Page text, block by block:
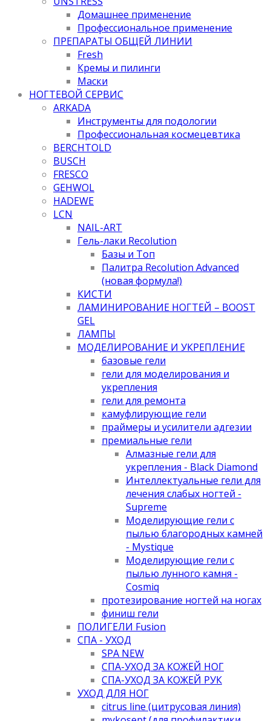
Домашнее применение
Профессиональное применение
ПРЕПАРАТЫ ОБЩЕЙ ЛИНИИ
Fresh
Кремы и пилинги
Маски
НОГТЕВОЙ СЕРВИС
ARKADA
Инструменты для подологии
Профессиональная космецевтика
BERCHTOLD
BUSCH
FRESCO
GEHWOL
HADEWE
LCN
NAIL-ART
Гель-лаки Recolution
Базы и Топ
Палитра Recolution Advanced
(новая формула!)
КИСТИ
ЛАМИНИРОВАНИЕ НОГТЕЙ – BOOST
GEL
ЛАМПЫ
МОДЕЛИРОВАНИЕ И УКРЕПЛЕНИЕ
базовые гели
гели для моделирования и
укрепления
гели для ремонта
камуфлирующие гели
праймеры и усилители адгезии
премиальные гели
Алмазные гели для
укрепления - Black Diamond
Интеллектуальные гели для
лечения слабых ногтей -
Supreme
Моделирующие гели с
пылью благородных камней
- Mystique
Моделирующие гели с
пылью лунного камня -
Cosmiq
протезирование ногтей на ногах
финиш гели
ПОЛИГЕЛИ Fusion
СПА - УХОД
SPA NEW
СПА-УХОД ЗА КОЖЕЙ НОГ
СПА-УХОД ЗА КОЖЕЙ РУК
УХОД ДЛЯ НОГ
citrus line (цитрусовая линия)